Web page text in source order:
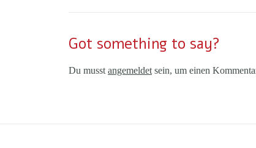
Got something to say?
Du musst angemeldet sein, um einen